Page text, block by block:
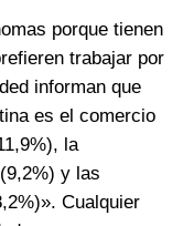
porque tienen
trabajar por
informan que
es el comercio
la
y las
Cualquier